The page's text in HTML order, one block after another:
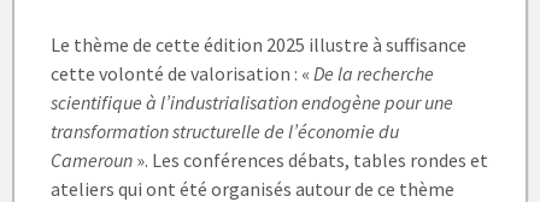
Le thème de cette édition 2025 illustre à suffisance
cette volonté de valorisation : « De la recherche
scientifique à l’industrialisation endogène pour une
transformation structurelle de l’économie du
Cameroun ». Les conférences débats, tables rondes et
ateliers qui ont été organisés autour de ce thème